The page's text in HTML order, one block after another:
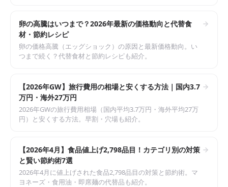
卵の高騰はいつまで？2026年最新の価格動向と代替食
材・節約レシピ
卵の価格高騰（エッグショック）の原因と最新価格動向。い
つまで続く？代替食材と節約レシピも紹介。
【2026年GW】旅行費用の相場と安くする方法｜国内3.7
万円・海外27万円
2026年GWの旅行費用相場（国内平均3.7万円・海外平均27万
円）と安くする方法。早割・穴場も紹介。
【2026年4月】食品値上げ2,798品目！カテゴリ別の対策
と賢い節約術7選
2026年4月に値上げされた食品2,798品目の対策と節約術。マ
ヨネーズ・食用油・即席麺の代替品も紹介。